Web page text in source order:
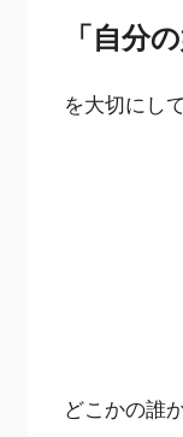
「自分
を大切にし
どこかの誰か